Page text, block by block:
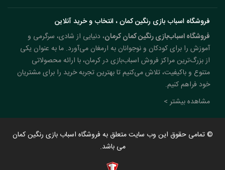
فروشگاه اسباب بازی رنگین کمان ، انتخاب و خرید آنلاین
فروشگاه اسباب‌بازی رنگین کمان کرمان، دنیایی از شادی، سرگرمی و
آموزش را برای کودکان و نوجوانان به ارمغان می‌آورد. ما به عنوان یکی
از بزرگ‌ترین مراکز فروش اسباب‌بازی در کرمان، با ارائه محصولاتی
متنوع و باکیفیت، تلاش می‌کنیم تا بهترین تجربه خرید را برای مشتریان
خود فراهم کنیم.
مشاهده بیشتر >
© تمامی حقوق این وب سایت متعلق به فروشگاه اسباب بازی رنگین کمان
می باشد.